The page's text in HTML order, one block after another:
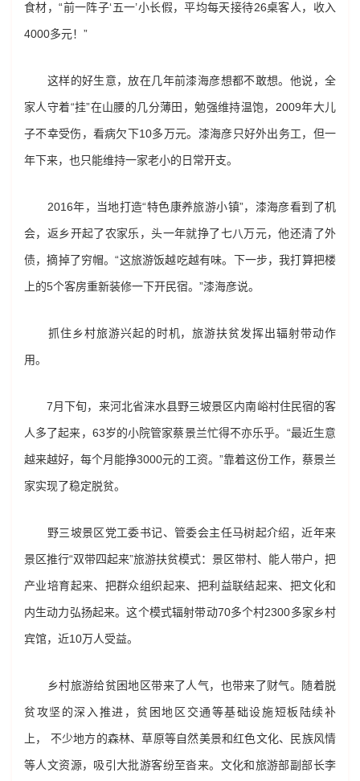
食材，“前一阵子‘五一’小长假，平均每天接待26桌客人，收入
4000多元！”
这样的好生意，放在几年前漆海彦想都不敢想。他说，全
家人守着“挂”在山腰的几分薄田，勉强维持温饱，2009年大儿
子不幸受伤，看病欠下10多万元。漆海彦只好外出务工，但一
年下来，也只能维持一家老小的日常开支。
2016年，当地打造“特色康养旅游小镇”，漆海彦看到了机
会，返乡开起了农家乐，头一年就挣了七八万元，他还清了外
债，摘掉了穷帽。“这旅游饭越吃越有味。下一步，我打算把楼
上的5个客房重新装修一下开民宿。”漆海彦说。
抓住乡村旅游兴起的时机，旅游扶贫发挥出辐射带动作
用。
7月下旬，来河北省涞水县野三坡景区内南峪村住民宿的客
人多了起来，63岁的小院管家蔡景兰忙得不亦乐乎。“最近生意
越来越好，每个月能挣3000元的工资。”靠着这份工作，蔡景兰
家实现了稳定脱贫。
野三坡景区党工委书记、管委会主任马树起介绍，近年来
景区推行“双带四起来”旅游扶贫模式：景区带村、能人带户，把
产业培育起来、把群众组织起来、把利益联结起来、把文化和
内生动力弘扬起来。这个模式辐射带动70多个村2300多家乡村
宾馆，近10万人受益。
乡村旅游给贫困地区带来了人气，也带来了财气。随着脱
贫攻坚的深入推进，贫困地区交通等基础设施短板陆续补
上， 不少地方的森林、草原等自然美景和红色文化、民族风情
等人文资源，吸引大批游客纷至沓来。文化和旅游部副部长李